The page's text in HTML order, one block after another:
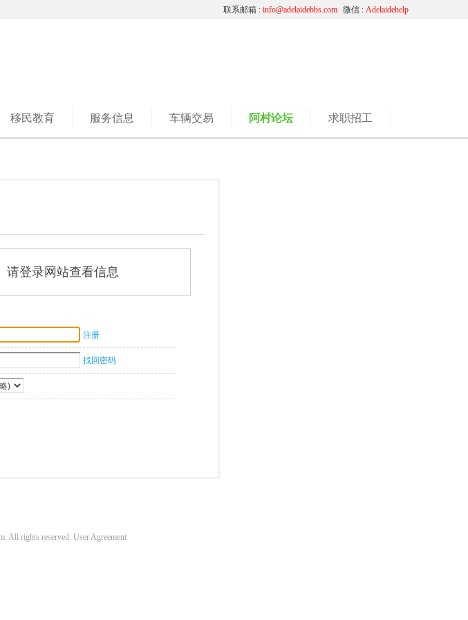
微信 : Adelaidehelp
联系邮箱 : info@adelaidebbs.com
移民教育 服务信息 车辆交易 阿村论坛 求职招工
请登录网站查看信息
注册
找回密码
All rights reserved. User Agreement